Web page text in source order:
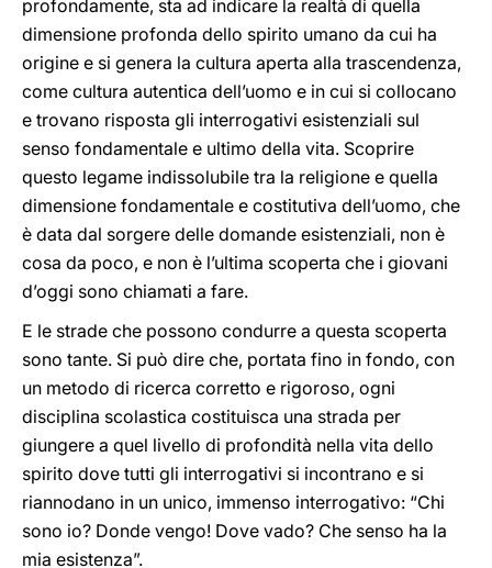
profondamente, sta ad indicare la realtà di quella
dimensione profonda dello spirito umano da cui ha
origine e si genera la cultura aperta alla trascendenza,
come cultura autentica dell’uomo e in cui si collocano
e trovano risposta gli interrogativi esistenziali sul
senso fondamentale e ultimo della vita. Scoprire
questo legame indissolubile tra la religione e quella
dimensione fondamentale e costitutiva dell’uomo, che
è data dal sorgere delle domande esistenziali, non è
cosa da poco, e non è l’ultima scoperta che i giovani
d’oggi sono chiamati a fare.
E le strade che possono condurre a questa scoperta
sono tante. Si può dire che, portata fino in fondo, con
un metodo di ricerca corretto e rigoroso, ogni
disciplina scolastica costituisca una strada per
giungere a quel livello di profondità nella vita dello
spirito dove tutti gli interrogativi si incontrano e si
riannodano in un unico, immenso interrogativo: “Chi
sono io? Donde vengo! Dove vado? Che senso ha la
mia esistenza”.